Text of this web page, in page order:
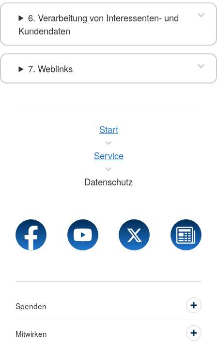
6. Verarbeitung von Interessenten- und
Kundendaten
7. Weblinks
Start
Service
Datenschutz
Spenden
Mitwirken